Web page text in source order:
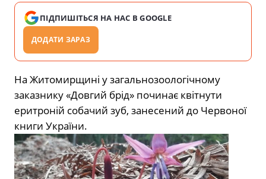
ПІДПИШІТЬСЯ НА НАС В GOOGLE
ДОДАТИ ЗАРАЗ
На Житомирщині у загальнозоологічному
заказнику «Довгий брід» починає квітнути
еритроній собачий зуб, занесений до Червоної
книги України.